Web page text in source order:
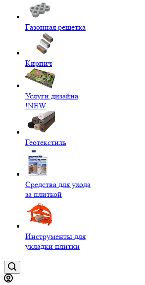
Газонная решетка
Кирпич
Услуги дизайна
!NEW
Геотекстиль
Средства для ухода
за плиткой
Инструменты для
укладки плитки